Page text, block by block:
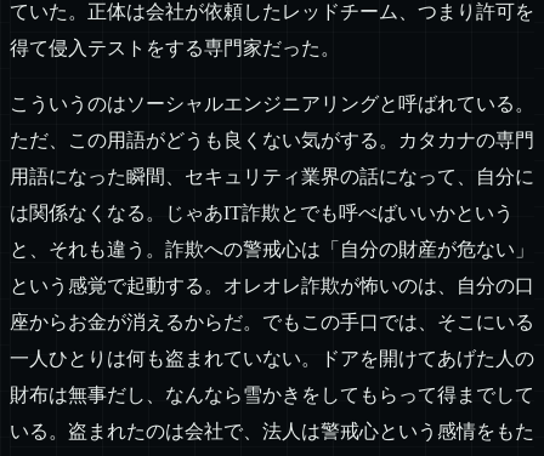
ていた。正体は会社が依頼したレッドチーム、つまり許可を
得て侵入テストをする専門家だった。
こういうのはソーシャルエンジニアリングと呼ばれている。
ただ、この用語がどうも良くない気がする。カタカナの専門
用語になった瞬間、セキュリティ業界の話になって、自分に
は関係なくなる。じゃあIT詐欺とでも呼べばいいかという
と、それも違う。詐欺への警戒心は「自分の財産が危ない」
という感覚で起動する。オレオレ詐欺が怖いのは、自分の口
座からお金が消えるからだ。でもこの手口では、そこにいる
一人ひとりは何も盗まれていない。ドアを開けてあげた人の
財布は無事だし、なんなら雪かきをしてもらって得までして
いる。盗まれたのは会社で、法人は警戒心という感情をもた